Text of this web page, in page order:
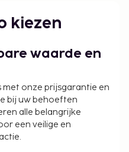
111.15 per
Toeslagen en
in kamers
(toeslagen zijn
vind je in de sectie
kiezen
waarde en
met onze prijsgarantie en
bij uw behoeften
alle belangrijke
een veilige en